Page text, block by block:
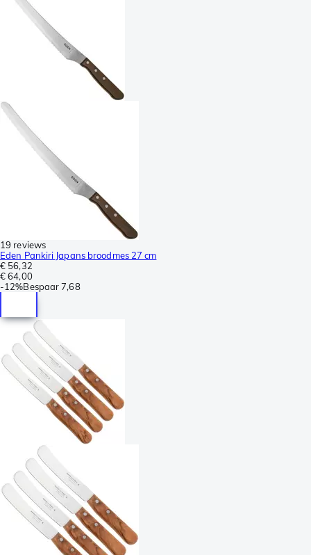
19 reviews
Eden Pankiri Japans broodmes 27 cm
€ 56,32
€ 64,00
-12%Bespaar 7,68